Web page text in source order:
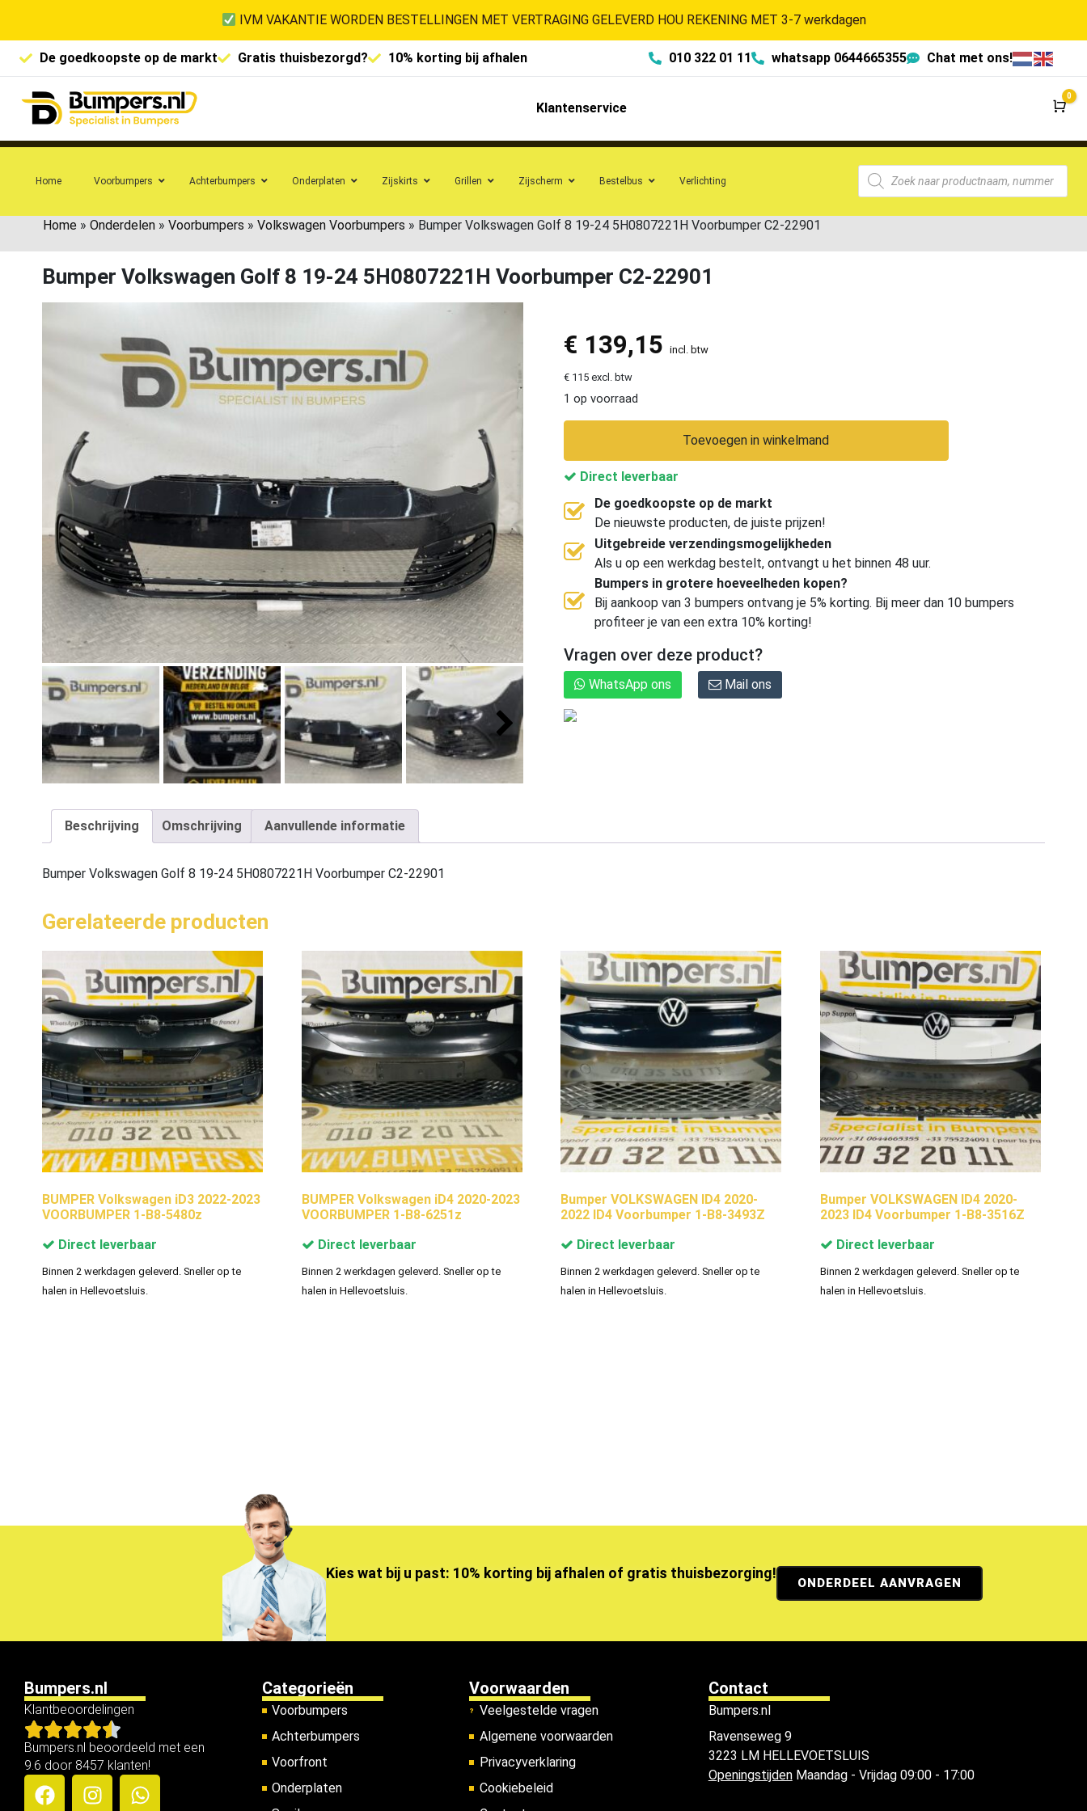
IVM VAKANTIE WORDEN BESTELLINGEN MET VERTRAGING GELEVERD HOU REKENING MET 3-7 werkdagen
De goedkoopste op de markt Gratis thuisbezorgd? 10% korting bij afhalen 010 322 01 11 whatsapp 0644665355 Chat met ons!
Klantenservice
0
Home Voorbumpers Achterbumpers Onderplaten Zijskirts Grillen Zijscherm Bestelbus Verlichting
Home » Onderdelen » Voorbumpers » Volkswagen Voorbumpers » Bumper Volkswagen Golf 8 19-24 5H0807221H Voorbumper C2-22901
Bumper Volkswagen Golf 8 19-24 5H0807221H Voorbumper C2-22901
€ 139,15 incl. btw
€ 115 excl. btw
1 op voorraad
Toevoegen in winkelmand
Direct leverbaar
De goedkoopste op de markt
De nieuwste producten, de juiste prijzen!
Uitgebreide verzendingsmogelijkheden
Als u op een werkdag bestelt, ontvangt u het binnen 48 uur.
Bumpers in grotere hoeveelheden kopen?
Bij aankoop van 3 bumpers ontvang je 5% korting. Bij meer dan 10 bumpers
profiteer je van een extra 10% korting!
Vragen over deze product?
WhatsApp ons Mail ons
Beschrijving Omschrijving Aanvullende informatie
Bumper Volkswagen Golf 8 19-24 5H0807221H Voorbumper C2-22901
Gerelateerde producten
BUMPER Volkswagen iD3 2022-2023
VOORBUMPER 1-B8-5480z
Direct leverbaar
Binnen 2 werkdagen geleverd. Sneller op te
halen in Hellevoetsluis.
BUMPER Volkswagen iD4 2020-2023
VOORBUMPER 1-B8-6251z
Direct leverbaar
Binnen 2 werkdagen geleverd. Sneller op te
halen in Hellevoetsluis.
Bumper VOLKSWAGEN ID4 2020-
2022 ID4 Voorbumper 1-B8-3493Z
Direct leverbaar
Binnen 2 werkdagen geleverd. Sneller op te
halen in Hellevoetsluis.
Bumper VOLKSWAGEN ID4 2020-
2023 ID4 Voorbumper 1-B8-3516Z
Direct leverbaar
Binnen 2 werkdagen geleverd. Sneller op te
halen in Hellevoetsluis.
Kies wat bij u past: 10% korting bij afhalen of gratis thuisbezorging!
ONDERDEEL AANVRAGEN
Bumpers.nl
Klantbeoordelingen
Bumpers.nl beoordeeld met een
9.6 door 8457 klanten!
Categorieën
Voorbumpers
Achterbumpers
Voorfront
Onderplaten
Voorwaarden
Veelgestelde vragen
Algemene voorwaarden
Privacyverklaring
Cookiebeleid
Contact
Bumpers.nl
Ravenseweg 9
3223 LM HELLEVOETSLUIS
OpeningstijdenMaandag - Vrijdag 09:00 - 17:00